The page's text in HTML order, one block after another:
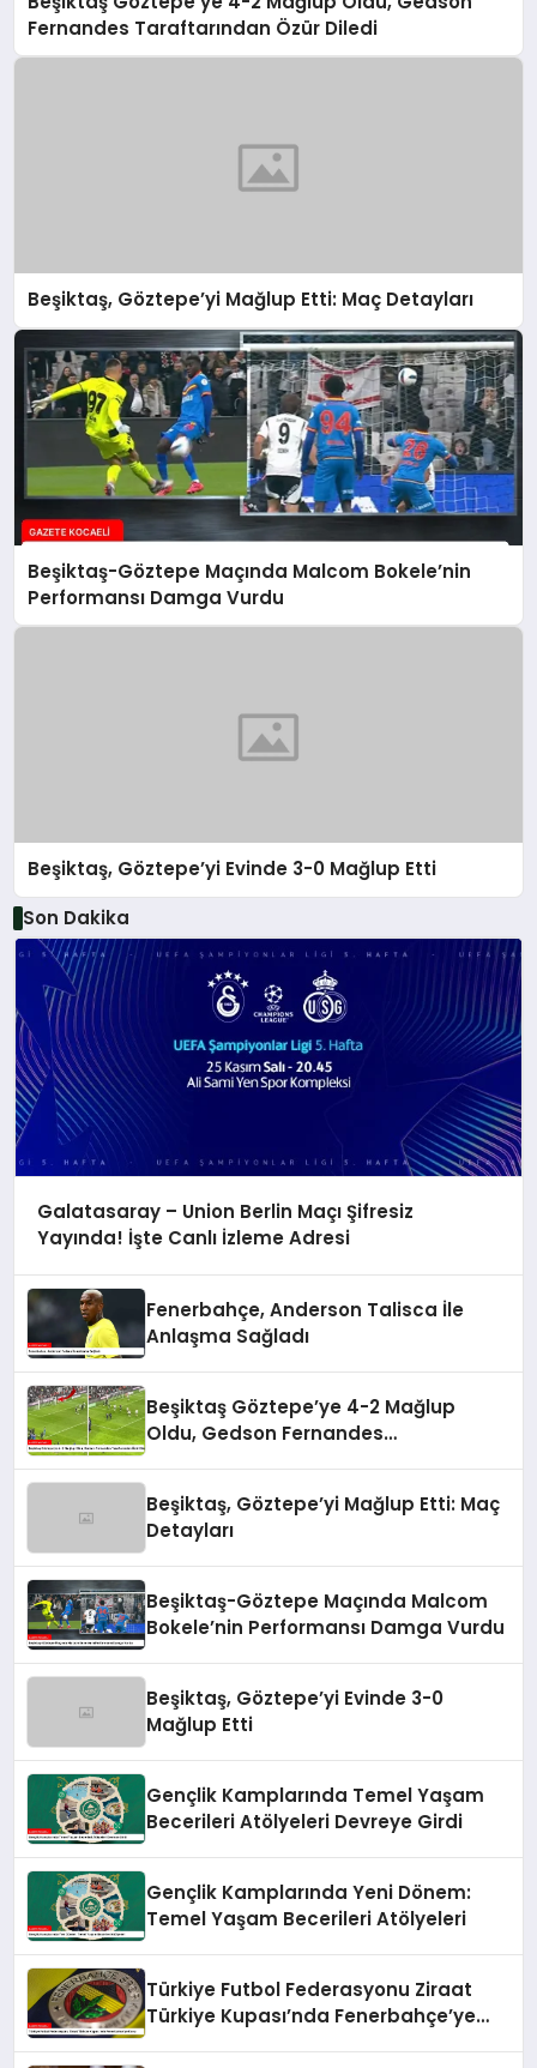
Fernandes Taraftarından Özür Diledi
Beşiktaş, Göztepe’yi Mağlup Etti: Maç Detayları
Beşiktaş-Göztepe Maçında Malcom Bokele’nin
Performansı Damga Vurdu
Beşiktaş, Göztepe’yi Evinde 3-0 Mağlup Etti
Son Dakika
Galatasaray – Union Berlin Maçı Şifresiz
Yayında! İşte Canlı İzleme Adresi
Fenerbahçe, Anderson Talisca İle
Anlaşma Sağladı
Beşiktaş Göztepe’ye 4-2 Mağlup
Oldu, Gedson Fernandes
Beşiktaş, Göztepe’yi Mağlup Etti: Maç
Detayları
Beşiktaş-Göztepe Maçında Malcom
Bokele’nin Performansı Damga Vurdu
Beşiktaş, Göztepe’yi Evinde 3-0
Mağlup Etti
Gençlik Kamplarında Temel Yaşam
Becerileri Atölyeleri Devreye Girdi
Gençlik Kamplarında Yeni Dönem:
Temel Yaşam Becerileri Atölyeleri
Türkiye Futbol Federasyonu Ziraat
Türkiye Kupası’nda Fenerbahçe’ye